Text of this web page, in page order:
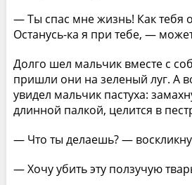
— Ты спас мне жизнь! Как тебя
Останусь-ка я при тебе, —
Долго шел мальчик вместе с
пришли они на зеленый луг. А
увидел мальчик пастуха:
длинной палкой, целится в
— Что ты делаешь? —
— Хочу убить эту ползучую